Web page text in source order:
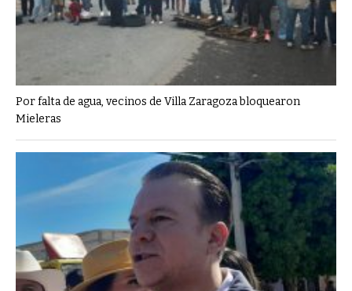
Por falta de agua, vecinos de Villa Zaragoza bloquearon
Mieleras